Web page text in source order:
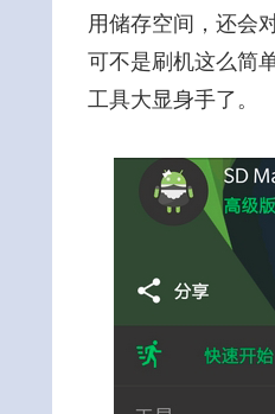
用储存空间，还会
可不是刷机这么简
工具大显身手了。